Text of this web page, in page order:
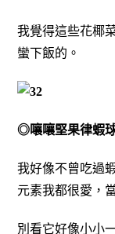
我覺得這些花椰
蠻下飯的。
◎嚷嚷堅果律蝦
我好像不曾吃過
元素我都很愛，
別看它好像小小